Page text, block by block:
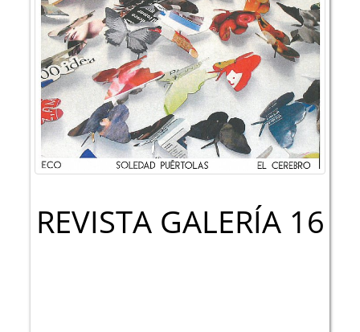
REVISTA GALERÍA 16